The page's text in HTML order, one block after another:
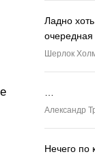
Ладно
очередная
Шерлок
Александр
Нечего по